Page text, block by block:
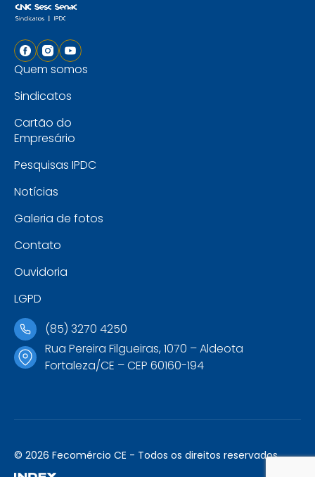
Quem somos
Sindicatos
Cartão do
Empresário
Pesquisas IPDC
Notícias
Galeria de fotos
Contato
Ouvidoria
LGPD
(85) 3270 4250
Rua Pereira Filgueiras, 1070 – Aldeota
Fortaleza/CE – CEP 60160-194
© 2026 Fecomércio CE - Todos os direitos reservados.